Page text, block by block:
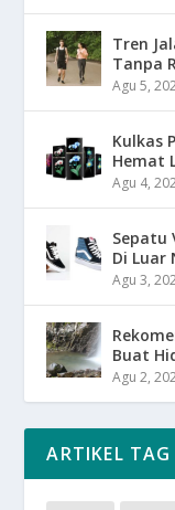
Tren
Tanpa
Agu 5,
Kulkas
Hemat
Agu 4,
Sepatu
Di Luar
Agu 3,
Buat
Agu 2,
ARTIKEL TAG